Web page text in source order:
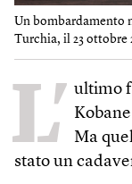
Un bombardamento
Turchia, il 23 ottobre
L’ ultimo
Ma
stato un